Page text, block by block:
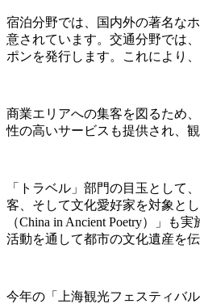
宿泊分野では、国内外の著名な
意されています。交通分野では
ポンを発行します。これにより
商業エリアへの集客を図るため
性の高いサービスも提供され、
「トラベル」部門の目玉として
客、そして文化愛好家を対象と
（China in Ancient Poetry）」
活動を通して都市の文化遺産を伝
今年の「上海観光フェスティバ